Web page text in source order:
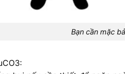
Bạn cần mặc